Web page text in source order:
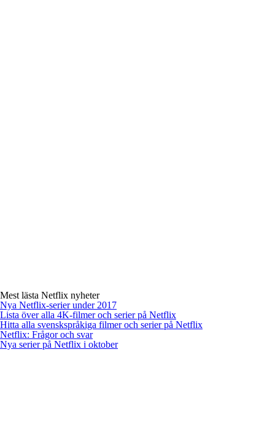
Mest lästa Netflix nyheter
Nya Netflix-serier under 2017
Lista över alla 4K-filmer och serier på Netflix
Hitta alla svenskspråkiga filmer och serier på Netflix
Netflix: Frågor och svar
Nya serier på Netflix i oktober